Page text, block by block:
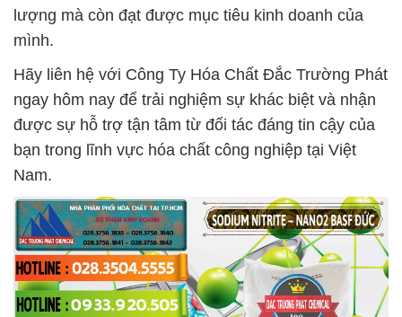
lượng mà còn đạt được mục tiêu kinh doanh của
mình.
Hãy liên hệ với Công Ty Hóa Chất Đắc Trường Phát
ngay hôm nay để trải nghiệm sự khác biệt và nhận
được sự hỗ trợ tận tâm từ đối tác đáng tin cậy của
bạn trong lĩnh vực hóa chất công nghiệp tại Việt
Nam.